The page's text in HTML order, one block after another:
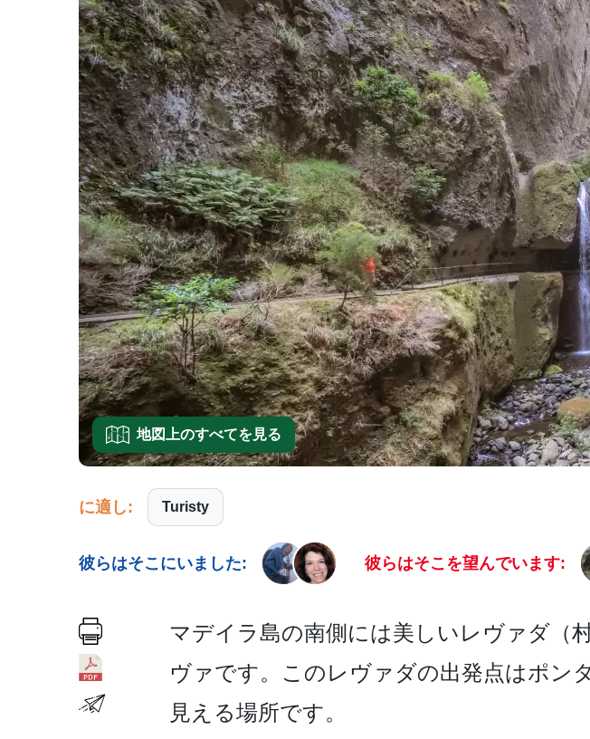
地図上のすべてを見る
に適し: Turisty
彼らはそこにいました: 彼らはそこを望んでいます:
マデイラ島の南側には美しい­レヴァダ（
ヴァです。このレヴァダの出発点はポン
見える場所­です。